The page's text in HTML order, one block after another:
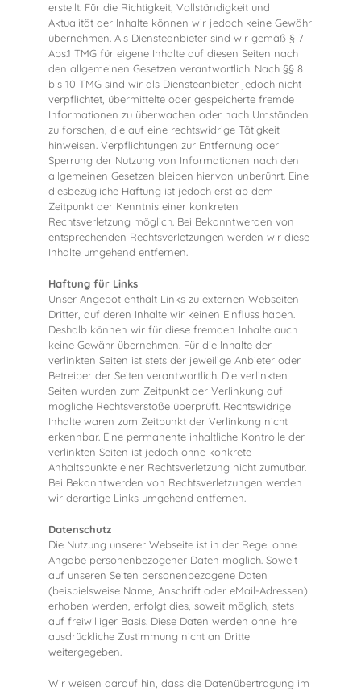
erstellt. Für die Richtigkeit, Vollständigkeit und
Aktualität der Inhalte können wir jedoch keine Gewähr
übernehmen. Als Diensteanbieter sind wir gemäß § 7
Abs.1 TMG für eigene Inhalte auf diesen Seiten nach
den allgemeinen Gesetzen verantwortlich. Nach §§ 8
bis 10 TMG sind wir als Diensteanbieter jedoch nicht
verpflichtet, übermittelte oder gespeicherte fremde
Informationen zu überwachen oder nach Umständen
zu forschen, die auf eine rechtswidrige Tätigkeit
hinweisen. Verpflichtungen zur Entfernung oder
Sperrung der Nutzung von Informationen nach den
allgemeinen Gesetzen bleiben hiervon unberührt. Eine
diesbezügliche Haftung ist jedoch erst ab dem
Zeitpunkt der Kenntnis einer konkreten
Rechtsverletzung möglich. Bei Bekanntwerden von
entsprechenden Rechtsverletzungen werden wir diese
Inhalte umgehend entfernen.
Haftung für Links
Unser Angebot enthält Links zu externen Webseiten
Dritter, auf deren Inhalte wir keinen Einfluss haben.
Deshalb können wir für diese fremden Inhalte auch
keine Gewähr übernehmen. Für die Inhalte der
verlinkten Seiten ist stets der jeweilige Anbieter oder
Betreiber der Seiten verantwortlich. Die verlinkten
Seiten wurden zum Zeitpunkt der Verlinkung auf
mögliche Rechtsverstöße überprüft. Rechtswidrige
Inhalte waren zum Zeitpunkt der Verlinkung nicht
erkennbar. Eine permanente inhaltliche Kontrolle der
verlinkten Seiten ist jedoch ohne konkrete
Anhaltspunkte einer Rechtsverletzung nicht zumutbar.
Bei Bekanntwerden von Rechtsverletzungen werden
wir derartige Links umgehend entfernen.
Datenschutz
Die Nutzung unserer Webseite ist in der Regel ohne
Angabe personenbezogener Daten möglich. Soweit
auf unseren Seiten personenbezogene Daten
(beispielsweise Name, Anschrift oder eMail-Adressen)
erhoben werden, erfolgt dies, soweit möglich, stets
auf freiwilliger Basis. Diese Daten werden ohne Ihre
ausdrückliche Zustimmung nicht an Dritte
weitergegeben.
Wir weisen darauf hin, dass die Datenübertragung im